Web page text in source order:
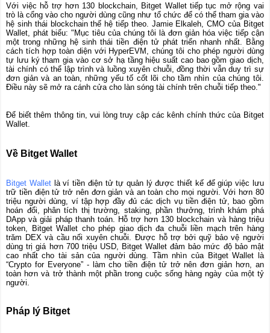
Với việc hỗ trợ hơn 130 blockchain, Bitget Wallet tiếp tục mở rộng vai
trò là cổng vào cho người dùng cũng như tổ chức để có thể tham gia vào
hệ sinh thái blockchain thế hệ tiếp theo. Jamie Elkaleh, CMO của Bitget
Wallet , phát biểu:"Mục tiêu của chúng tôi là đơn giản hóa việc tiếp cận
một trong những hệ sinh thái tiền điện tử phát triển nhanh nhất. Bằng
cách tích hợp toàn diện với HyperEVM, chúng tôi cho phép người dùng
tự lưu ký tham gia vào cơ sở hạ tầng hiệu suất cao bao gồm giao dịch,
tài chính có thể lập trình và luồng xuyên chuỗi, đồng thời vẫn duy trì sự
đơn giản và an toàn, những yếu tố cốt lõi cho tầm nhìn của chúng tôi.
Điều này sẽ mở ra cánh cửa cho làn sóng tài chính trên chuỗi tiếp theo."
Để biết thêm thông tin, vui lòng truy cập các kênh chính thức của Bitget
Wallet.
Về Bitget Wallet
Bitget Walletlà ví tiền điện tử tự quản lý được thiết kế để giúp việc lưu
trữ tiền điện tử trở nên đơn giản và an toàn cho mọi người. Với hơn 80
triệu người dùng, ví tập hợp đầy đủ các dịch vụ tiền điện tử, bao gồm
hoán đổi, phân tích thị trường, staking, phần thưởng, trình khám phá
DApp và giải pháp thanh toán. Hỗ trợ hơn 130 blockchain và hàng triệu
token, Bitget Wallet cho phép giao dịch đa chuỗi liền mạch trên hàng
trăm DEX và cầu nối xuyên chuỗi. Được hỗ trợ bởi quỹ bảo vệ người
dùng trị giá hơn 700 triệu USD, Bitget Wallet đảm bảo mức độ bảo mật
cao nhất cho tài sản của người dùng. Tầm nhìn của Bitget Wallet là
“Crypto for Everyone” - làm cho tiền điện tử trở nên đơn giản hơn, an
toàn hơn và trở thành một phần trong cuộc sống hàng ngày của một tỷ
người.
Pháp lý Bitget